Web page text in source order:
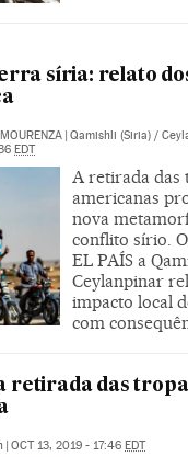
síria: relato
| Qamishli (Siria) /
EDT
A retirada das
americanas
nova
conflito sírio.
EL PAÍS a
Ceylanpinar
impacto local
com
retirada das
| OCT 13, 2019 - 17:46 EDT